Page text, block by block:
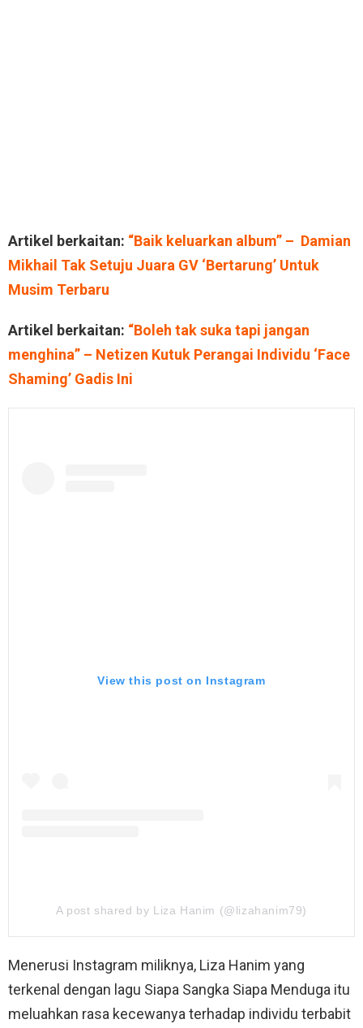
Artikel berkaitan: “Baik keluarkan album” – Damian
Mikhail Tak Setuju Juara GV ‘Bertarung’ Untuk
Musim Terbaru
Artikel berkaitan: “Boleh tak suka tapi jangan
menghina” – Netizen Kutuk Perangai Individu ‘Face
Shaming’ Gadis Ini
View this post on Instagram
A post shared by Liza Hanim (@lizahanim79)
Menerusi Instagram miliknya, Liza Hanim yang
terkenal dengan lagu Siapa Sangka Siapa Menduga itu
meluahkan rasa kecewanya terhadap individu terbabit